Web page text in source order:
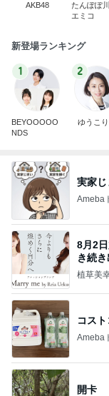
AKB48
たんぽぽ
エミコ
新登場ランキング
1
BEYOOOOO
NDS
2
ゆうこ
実家
Ameba
8月2
き続
植草美
コス
Ameba
開卡